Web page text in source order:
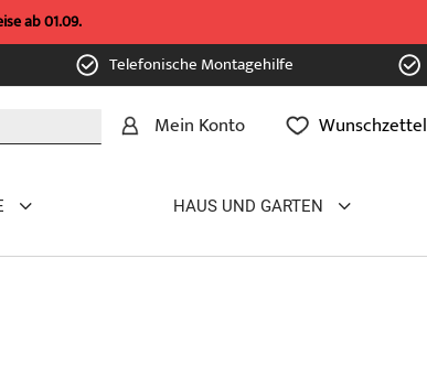
ab 01.09.
Telefonische Montagehilfe
Mein Konto Wunschzettel
HAUS UND GARTEN